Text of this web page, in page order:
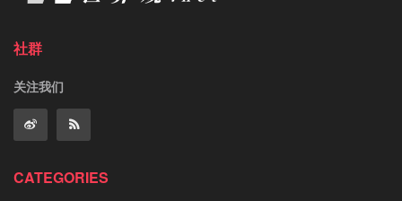
社群
关注我们
CATEGORIES